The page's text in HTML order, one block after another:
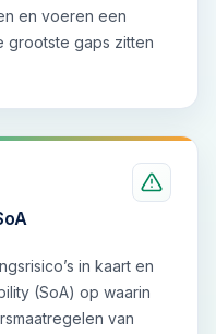
en voeren een
grootste gaps zitten
in kaart en
(SoA) op waarin
van